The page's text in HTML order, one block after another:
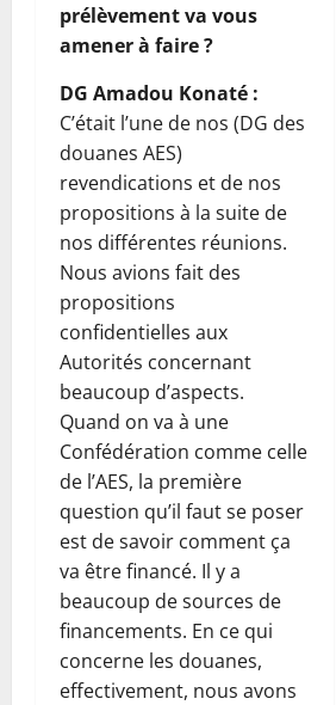
prélèvement va vous
amener à faire ?
DG Amadou Konaté :
C’était l’une de nos (DG des
douanes AES)
revendications et de nos
propositions à la suite de
nos différentes réunions.
Nous avions fait des
propositions
confidentielles aux
Autorités concernant
beaucoup d’aspects.
Quand on va à une
Confédération comme celle
de l’AES, la première
question qu’il faut se poser
est de savoir comment ça
va être financé. Il y a
beaucoup de sources de
financements. En ce qui
concerne les douanes,
effectivement, nous avons